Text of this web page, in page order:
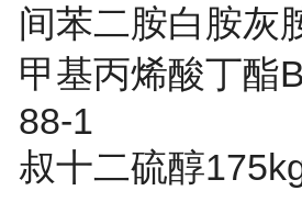
间苯二胺白胺灰
甲基丙烯酸丁酯
88-1
叔十二硫醇